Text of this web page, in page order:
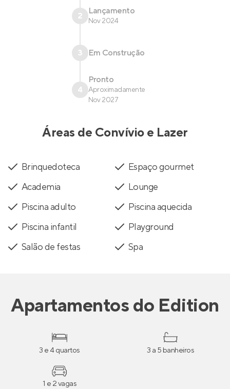
2 Lançamento
Nov 2024
3 Em Construção
4
Pronto
Aproximadamente
Nov 2027
Áreas de Convívio e Lazer
Brinquedoteca
Espaço gourmet
Academia
Lounge
Piscina adulto
Piscina aquecida
Piscina infantil
Playground
Salão de festas
Spa
Apartamentosdo Edition
3 e 4 quartos 3 a 5 banheiros
1 e 2 vagas